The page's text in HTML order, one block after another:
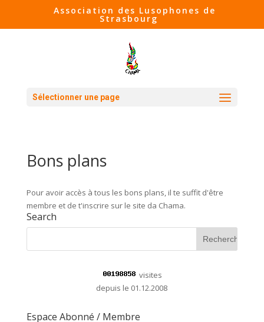
Association des Lusophones de
Strasbourg
Sélectionner une page
Bons plans
​Pour avoir accès à tous les bons plans, il te suffit d'être
membre et de t'inscrire sur le site da Chama.
Search
visites
depuis le 01.12.2008
Espace Abonné / Membre